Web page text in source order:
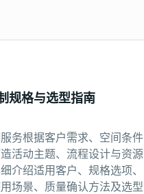
规格与选型指南
务根据客户需求、空间条件
活动主题、流程设计与资源
介绍适用客户、规格选项、
场景、质量确认方法及选型